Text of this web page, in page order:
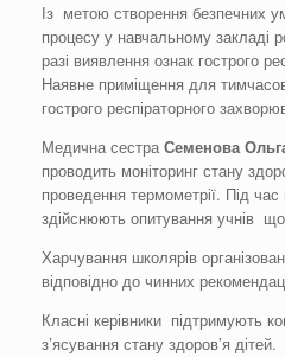
Із метою створення безпечних
процесу у навчальному закладі
разі виявлення ознак гострого
Наявне приміщення для
гострого респіраторного
Медична сестраСеменова
проводить моніторинг стану
проведення термометрії. Під
здійснюють опитування учнів
Харчування школярів
відповідно до чинних
Класні керівники підтримують
з’ясування стану здоров’я дітей.